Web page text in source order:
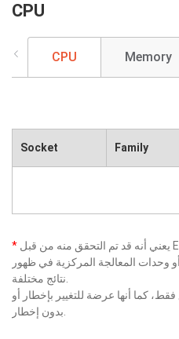
CPU
CPU Memory
Socket Family
*
وحدات المعالجة المركزية في ظهور
كما أنها عرضة للتغيير بإخطار أو